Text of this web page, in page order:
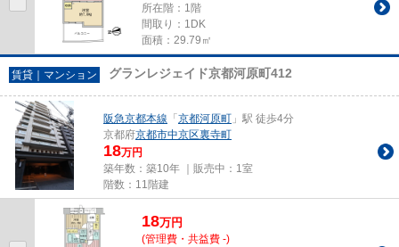
所在階：1階
間取り：1DK
面積：29.79㎡
賃貸｜マンション グランレジェイド京都河原町412
阪急京都本線 「 京都河原町 」駅 徒歩4分
京都府京都市中京区裏寺町
18万円
築年数：築10年 ｜販売中： 1室
階数：11階建
18万円
(管理費・共益費 -)